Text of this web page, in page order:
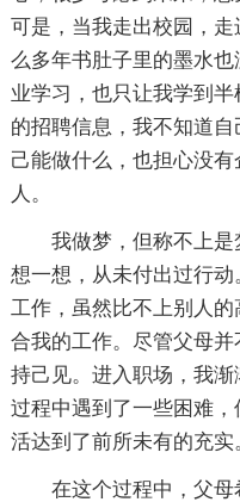
可是，当我走出校园，
么多年书肚子里的墨水
业学习，也只让我学到
的招聘信息，我不知道
己能做什么，也担心没
人。
我做梦，但称不上
想一想，从未付出过行
工作，虽然比不上别人
合我的工作。尽管父母
持己见。进入职场，我
过程中遇到了一些困难
活达到了前所未有的充实
在这个过程中，父